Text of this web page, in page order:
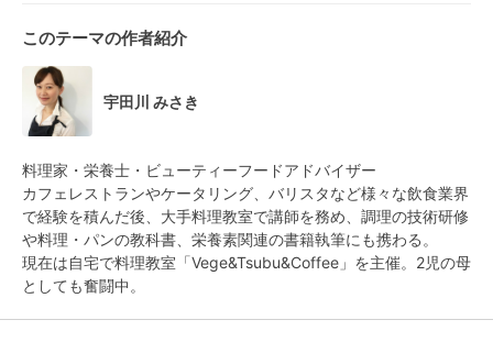
このテーマの作者紹介
宇田川 みさき
料理家・栄養士・ビューティーフードアドバイザー
カフェレストランやケータリング、バリスタなど様々な飲食業界
で経験を積んだ後、大手料理教室で講師を務め、調理の技術研修
や料理・パンの教科書、栄養素関連の書籍執筆にも携わる。
現在は自宅で料理教室「Vege&Tsubu&Coffee」を主催。2児の母
としても奮闘中。